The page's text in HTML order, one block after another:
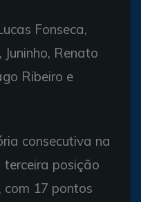
Fonseca,
Juninho, Renato
Ribeiro e
consecutiva na
terceira posição
17 pontos